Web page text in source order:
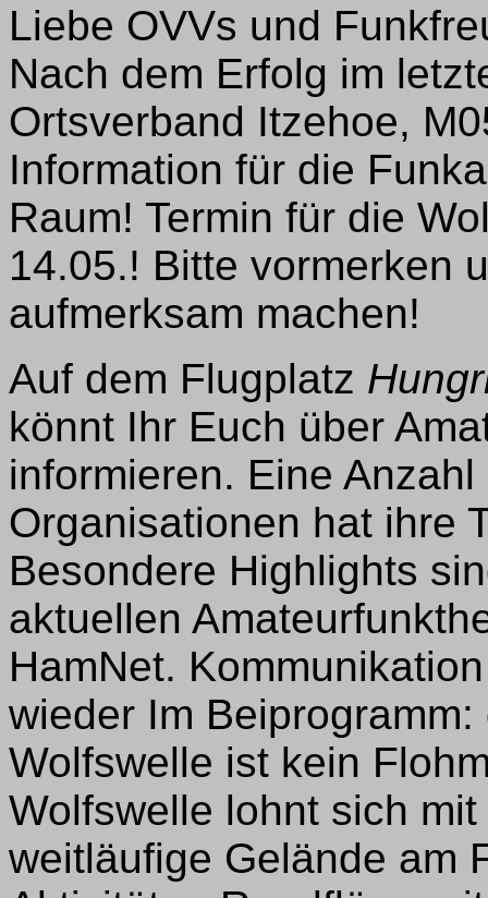
Liebe OVVs und
Nach dem Erfolg im
Ortsverband Itzehoe,
Information für die
Raum! Termin für die
14.05.! Bitte vormerken
aufmerksam machen!
Auf dem Flugplatz
könnt Ihr Euch über
informieren. Eine
Organisationen hat ihre
Besondere Highlights
aktuellen
HamNet.
wieder Im
Wolfswelle ist kein
Wolfswelle lohnt sich
weitläufige Gelände am